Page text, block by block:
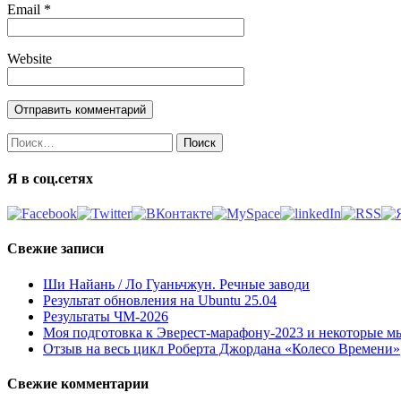
Email *
Website
Найти:
Я в соц.сетях
Свежие записи
Ши Найань / Ло Гуаньчжун. Речные заводи
Результат обновления на Ubuntu 25.04
Результаты ЧМ-2026
Моя подготовка к Эверест-марафону-2023 и некоторые
Отзыв на весь цикл Роберта Джордана «Колесо Времени»
Свежие комментарии